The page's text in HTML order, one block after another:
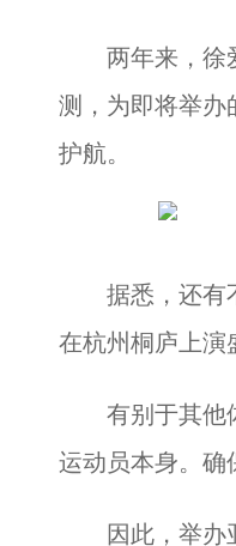
两年来，徐爱
测，为即将举办
护航。
据悉，还有不
在杭州桐庐上演
有别于其他体
运动员本身。确
因此，举办亚